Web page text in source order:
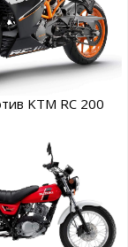
KTM RC 200